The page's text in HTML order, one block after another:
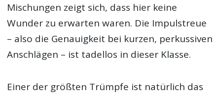
Mischungen zeigt sich, dass hier keine
Wunder zu erwarten waren. Die Impulstreue
– also die Genauigkeit bei kurzen, perkussiven
Anschlägen – ist tadellos in dieser Klasse.
Einer der größten Trümpfe ist natürlich das